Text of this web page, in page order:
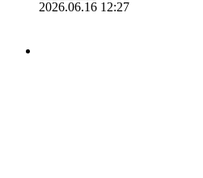
2026.06.16 12:27